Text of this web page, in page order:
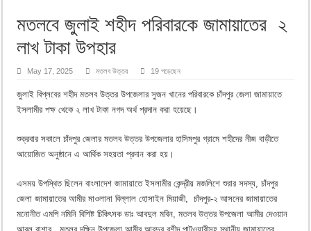
মতলবে জুলাই শহীদ পরিবারকে জামায়াতের ২
লাখ টাকা উপহার
May 17, 2025 মতলব উত্তর 19 পড়েছেন
জুলাই বিপ্লবের শহীদ মতলব উত্তর উপজেলার সুজন খানের পরিবারকে চাঁদপুর জেলা জামায়াতে
ইসলামীর পক্ষ থেকে ২ লাখ টাকা নগদ অর্থ প্রদান করা হয়েছে।
শুক্রবার সকালে চাঁদপুর জেলার মতলব উত্তর উপজেলার হাসিমপুর গ্রামে শহীদের নীজ বাড়ীতে
আয়োজিত অনুষ্ঠানে এ আর্থিক সহয়তা প্রদান করা হয়।
এসময় উপস্থিত ছিলেন বাংলাদেশ জামায়াতে ইসলামীর কেন্দ্রীয় মজলিশে শুরার সদস্য, চাঁদপুর
জেলা জামায়াতের আমীর মাওলানা বিল্লাল হোসাইন মিয়াজী, চাঁদপুর-২ আসনের জামায়াতের
মনোনীত এমপি নমিনি বিশিষ্ট চিকিৎসক ডাঃ আবদুল মবিন, মতলব উত্তর উপজেলা আমীর দেওয়ান